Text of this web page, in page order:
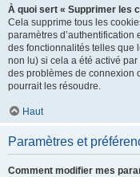
À quoi sert « Supprimer les
Cela supprime tous les
paramètres d’authentification
des fonctionnalités telles que
non lu) si cela a été activé
des problèmes de connexion
pourrait les résoudre.
Haut
Paramètres et
Comment modifier mes